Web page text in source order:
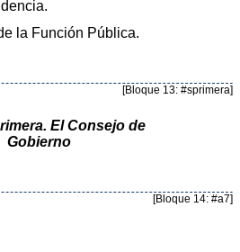
la Función Pública.
[Bloque 13: #sprimera]
El Consejo de
Gobierno
[Bloque 14: #a7]